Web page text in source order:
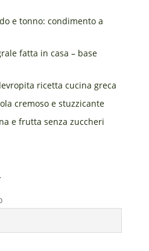
e tonno: condimento a
fatta in casa – base
ricetta cucina greca
cremoso e stuzzicante
e frutta senza zuccheri